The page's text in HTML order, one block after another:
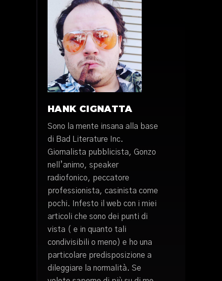
HANK CIGNATTA
Sono la mente insana alla base
di Bad Literature Inc.
Giornalista pubblicista, Gonzo
nell’animo, speaker
radiofonico, peccatore
professionista, casinista come
pochi. Infesto il web con i miei
articoli che sono dei punti di
vista ( e in quanto tali
condivisibili o meno) e ho una
particolare predisposizione a
dileggiare la normalità. Se